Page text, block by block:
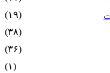
(۱۹)
(۳۸)
(۳۶)
(۱)